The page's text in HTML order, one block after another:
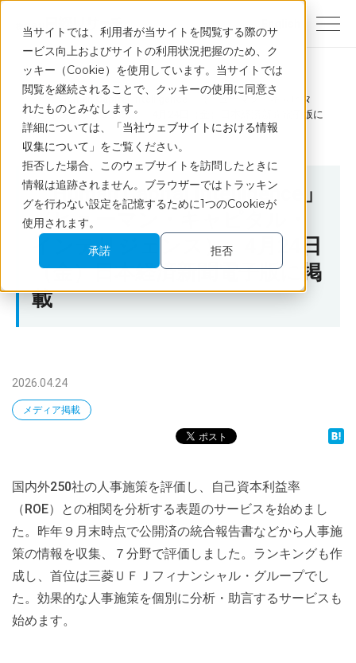
当サイトでは、利用者が当サイトを閲覧する際のサ
ービス向上およびサイトの利用状況把握のため、ク
ッキー（Cookie）を使用しています。当サイトでは
閲覧を継続されることで、クッキーの使用に同意さ
れたものとみなします。
詳細については、「当社ウェブサイトにおける情報
収集について 」をご覧ください。
拒否した場合、このウェブサイトを訪問したときに
情報は追跡されません。ブラウザーではトラッキン
グを行わない設定を記憶するために1つのCookieが
使用されます。
承諾
拒否
トップ
ニュース
「Human Capital Intelligence」（ヒューマン・キャピタ
ル・インテリジェンス）」4月24日（金）日本経済新聞電子版に
掲載
「Human Capital Intelligence」
（ヒューマン・キャピタル・
インテリジェンス）」4月24日
（金）日本経済新聞電子版に掲
載
2026.04.24
メディア掲載
国内外250社の人事施策を評価し、自己資本利益率
（ROE）との相関を分析する表題のサービスを始めまし
た。昨年９月末時点で公開済の統合報告書などから人事施
策の情報を収集、７分野で評価しました。ランキングも作
成し、首位は三菱ＵＦＪフィナンシャル・グループでし
た。効果的な人事施策を個別に分析・助言するサービスも
始めます。